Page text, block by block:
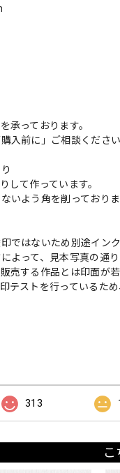
承っております。
入前に」ご相談ください
して作っています。
いよう角を削っておりま
ではないため別途インク
よって、見本写真の通
売する作品とは印面が
テストを行っているた
313